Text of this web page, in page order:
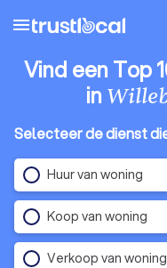
menu
Vind een Top
in
Selecteer de dienst
Huur van woning
Koop van woning
Verkoop van woning